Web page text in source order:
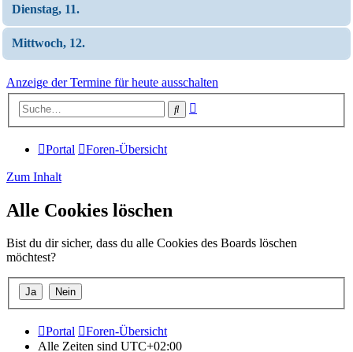
Dienstag, 11.
Mittwoch, 12.
Anzeige der Termine für heute ausschalten
Suche
Portal Foren-Übersicht
Zum Inhalt
Alle Cookies löschen
Bist du dir sicher, dass du alle Cookies des Boards löschen
möchtest?
Portal
Foren-Übersicht
Alle Zeiten sind UTC+02:00